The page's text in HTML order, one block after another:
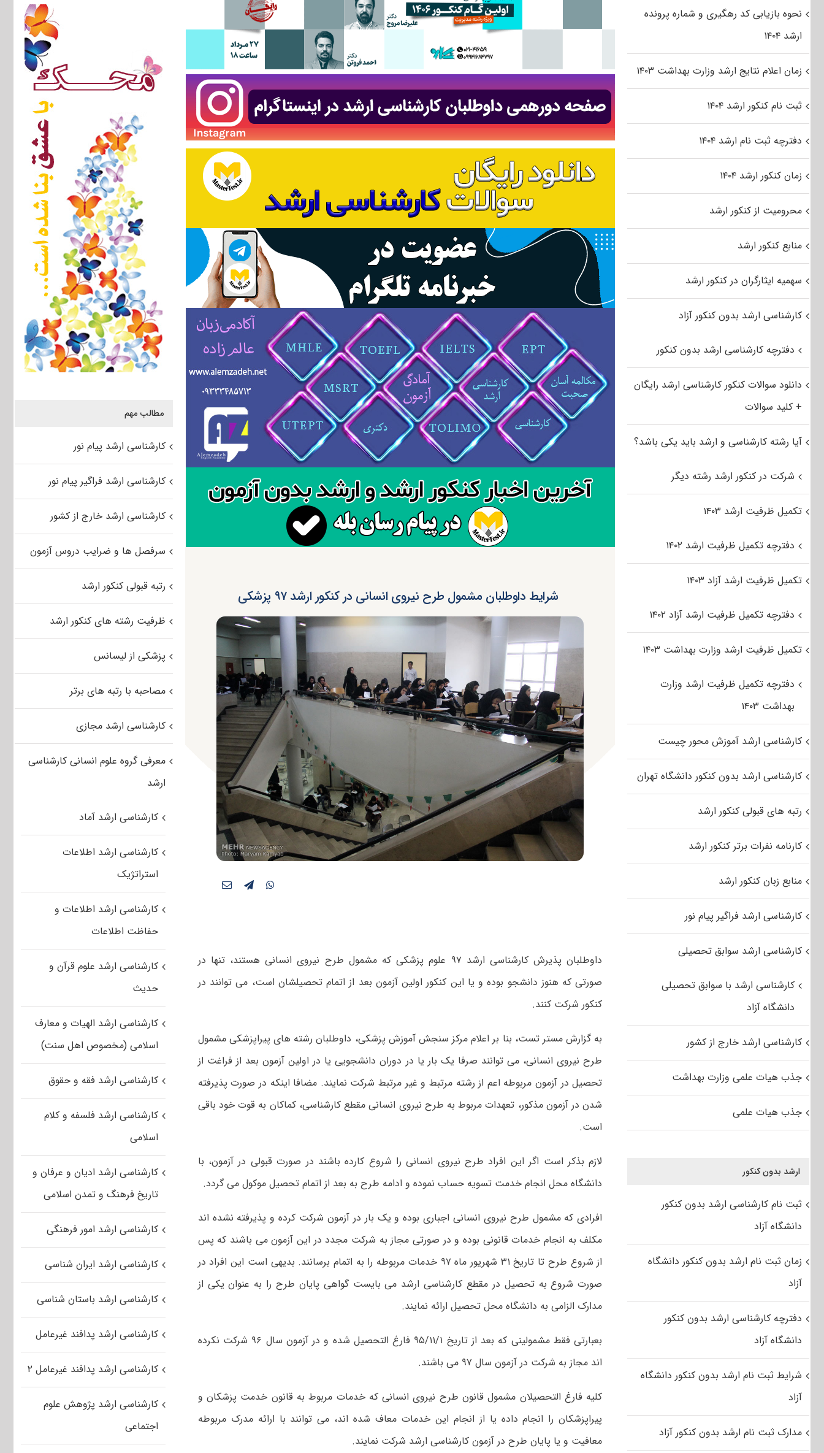
شرایط داوطلبان مشمول طرح نیروی انسانی در کنکور ارشد ۹۷ پزشکی
داوطلبان پذیرش کارشناسی ارشد ۹۷ علوم پزشکی که مشمول طرح نیروی انسانی هستند، تنها در
صورتی که هنوز دانشجو بوده و یا این کنکور اولین آزمون بعد از اتمام تحصیلشان است، می توانند در
کنکور شرکت کنند.
به گزارش مستر تست، بنا بر اعلام مرکز سنجش آموزش پزشکی، داوطلبان رشته های پیراپزشکی مشمول
طرح نیروی انسانی، می توانند صرفا یک بار یا در دوران دانشجویی یا در اولین آزمون بعد از فراغت از
تحصیل در آزمون مربوطه اعم از رشته مرتبط و غیر مرتبط شرکت نمایند. مضافا اینکه در صورت پذیرفته
شدن در آزمون مذکور، تعهدات مربوط به طرح نیروی انسانی مقطع کارشناسی، کماکان به قوت خود باقی
است.
لازم بذکر است اگر این افراد طرح نیروی انسانی را شروع کارده باشند در صورت قبولی در آزمون، با
دانشگاه محل انجام خدمت تسویه حساب نموده و ادامه طرح به بعد از اتمام تحصیل موکول می گردد.
افرادی که مشمول طرح نیروی انسانی اجباری بوده و یک بار در آزمون شرکت کرده و پذیرفته نشده اند
مکلف به انجام خدمات قانونی بوده و در صورتی مجاز به شرکت مجدد در این آزمون می باشند که پس
از شروع طرح تا تاریخ ۳۱ شهریور ماه ۹۷ خدمات مربوطه را به اتمام برسانند. بدیهی است این افراد در
صورت شروع به تحصیل در مقطع کارشناسی ارشد می بایست گواهی پایان طرح را به عنوان یکی از
مدارک الزامی به دانشگاه محل تحصیل ارائه نمایند.
بعبارتی فقط مشمولینی که بعد از تاریخ ۹۵/۱۱/۱ فارغ التحصیل شده و در آزمون سال ۹۶ شرکت نکرده
اند مجاز به شرکت در آزمون سال ۹۷ می باشند.
کلیه فارغ التحصیلان مشمول قانون طرح نیروی انسانی که خدمات مربوط به قانون خدمت پزشکان و
پیراپزشکان را انجام داده یا از انجام این خدمات معاف شده اند، می توانند با ارائه مدرک مربوطه
معافیت و یا پایان طرح در آزمون کارشناسی ارشد شرکت نمایند.
مطالب مهم
کارشناسی ارشد پیام نور
کارشناسی ارشد فراگیر پیام نور
کارشناسی ارشد خارج از کشور
سرفصل ها و ضرایب دروس آزمون
رتبه قبولی کنکور ارشد
ظرفیت رشته های کنکور ارشد
پزشکی از لیسانس
مصاحبه با رتبه های برتر
کارشناسی ارشد مجازی
معرفی گروه علوم انسانی کارشناسی
ارشد
کارشناسی ارشد آماد
کارشناسی ارشد اطلاعات
استراتژیک
کارشناسی ارشد اطلاعات و
حفاظت اطلاعات
کارشناسی ارشد علوم قرآن و
حدیث
کارشناسی ارشد الهیات و معارف
اسلامی (مخصوص اهل سنت)
کارشناسی ارشد فقه و حقوق
کارشناسی ارشد فلسفه و کلام
اسلامی
کارشناسی ارشد ادیان و عرفان و
تاریخ فرهنگ و تمدن اسلامی
کارشناسی ارشد امور فرهنگی
کارشناسی ارشد ایران شناسی
کارشناسی ارشد باستان شناسی
کارشناسی ارشد پدافند غیرعامل
کارشناسی ارشد پدافند غیرعامل ۲
کارشناسی ارشد پژوهش علوم
اجتماعی
نحوه بازیابی کد رهگیری و شماره پرونده
ارشد ۱۴۰۴
زمان اعلام نتایج ارشد وزارت بهداشت ۱۴۰۳
ثبت نام کنکور ارشد ۱۴۰۴
دفترچه ثبت نام ارشد ۱۴۰۴
زمان کنکور ارشد ۱۴۰۴
محرومیت از کنکور ارشد
منابع کنکور ارشد
سهمیه ایثارگران در کنکور ارشد
کارشناسی ارشد بدون کنکور آزاد
دفترچه کارشناسی ارشد بدون کنکور
دانلود سوالات کنکور کارشناسی ارشد رایگان
+ کلید سوالات
آیا رشته کارشناسی و ارشد باید یکی باشد؟
شرکت در کنکور ارشد رشته دیگر
تکمیل ظرفیت ارشد ۱۴۰۳
دفترچه تکمیل ظرفیت ارشد ۱۴۰۲
تکمیل ظرفیت ارشد آزاد ۱۴۰۳
دفترچه تکمیل ظرفیت ارشد آزاد ۱۴۰۲
تکمیل ظرفیت ارشد وزارت بهداشت ۱۴۰۳
دفترچه تکمیل ظرفیت ارشد وزارت
بهداشت ۱۴۰۳
کارشناسی ارشد آموزش محور چیست
کارشناسی ارشد بدون کنکور دانشگاه تهران
رتبه های قبولی کنکور ارشد
کارنامه نفرات برتر کنکور ارشد
منابع زبان کنکور ارشد
کارشناسی ارشد فراگیر پیام نور
کارشناسی ارشد سوابق تحصیلی
کارشناسی ارشد با سوابق تحصیلی
دانشگاه آزاد
کارشناسی ارشد خارج از کشور
جذب هیات علمی وزارت بهداشت
جذب هیات علمی
ارشد بدون کنکور
ثبت نام کارشناسی ارشد بدون کنکور
دانشگاه آزاد
زمان ثبت نام ارشد بدون کنکور دانشگاه
آزاد
دفترچه کارشناسی ارشد بدون کنکور
دانشگاه آزاد
شرایط ثبت نام ارشد بدون کنکور دانشگاه
آزاد
مدارک ثبت نام ارشد بدون کنکور آزاد